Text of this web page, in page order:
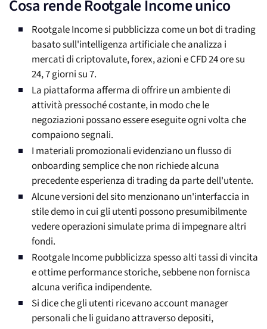
Cosa rende Rootgale Income unico
Rootgale Income si pubblicizza come un bot di trading
basato sull'intelligenza artificiale che analizza i
mercati di criptovalute, forex, azioni e CFD 24 ore su
24, 7 giorni su 7.
La piattaforma afferma di offrire un ambiente di
attività pressoché costante, in modo che le
negoziazioni possano essere eseguite ogni volta che
compaiono segnali.
I materiali promozionali evidenziano un flusso di
onboarding semplice che non richiede alcuna
precedente esperienza di trading da parte dell'utente.
Alcune versioni del sito menzionano un'interfaccia in
stile demo in cui gli utenti possono presumibilmente
vedere operazioni simulate prima di impegnare altri
fondi.
Rootgale Income pubblicizza spesso alti tassi di vincita
e ottime performance storiche, sebbene non fornisca
alcuna verifica indipendente.
Si dice che gli utenti ricevano account manager
personali che li guidano attraverso depositi,